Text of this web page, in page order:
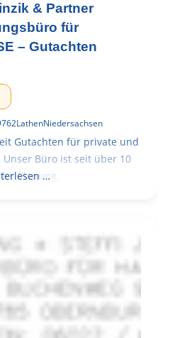
& Partner
für
– Gutachten
LathenNiedersachsen
Gutachten für private und
Büro ist seit über 10
Planung,
…